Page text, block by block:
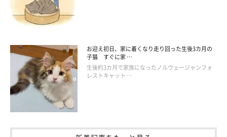
お迎え初日、家に着くなり走り回った生後3カ月の
子猫 すぐに家 …
生後約3カ月で家族になったノルウェージャンフォ
レストキャット …